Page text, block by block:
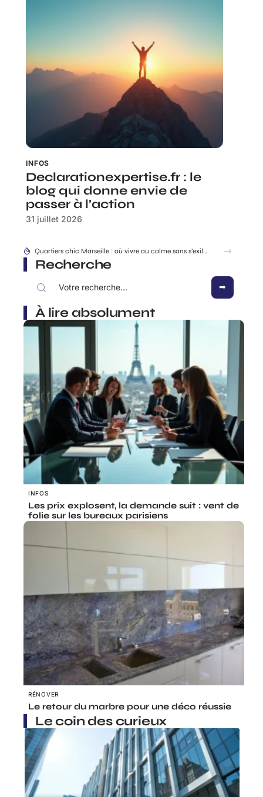
INFOS
Declarationexpertise.fr : le
blog qui donne envie de
passer à l’action
31 juillet 2026
Quartiers chic Marseille : où vivre au calme sans s’exiler ?
Recherche
À lire absolument
INFOS
Les prix explosent, la demande suit : vent de
folie sur les bureaux parisiens
RÉNOVER
Le retour du marbre pour une déco réussie
Le coin des curieux